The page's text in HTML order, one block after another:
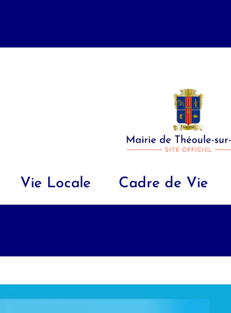
Vie Locale Cadre de Vie